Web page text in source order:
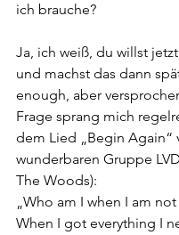
ich brauche?
Ja, ich weiß, du willst
und machst das dann
enough, aber
Frage sprang mich
dem Lied „Begin Again“
wunderbaren Gruppe
The Woods):
„Who am I when I am
When I got everything I